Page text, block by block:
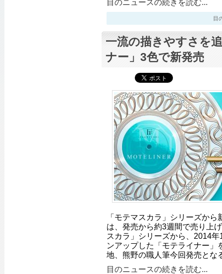
目のニュースの続きを読む...
目
一流の描きやすさを
ナー」3色で新発売
「モテマスカラ」シリーズか
は、発売から約3週間で売り上
スカラ」シリーズから、2014
ンアップした「モテライナー」
地、熊野の職人筆今回発売と
目のニュースの続きを読む...